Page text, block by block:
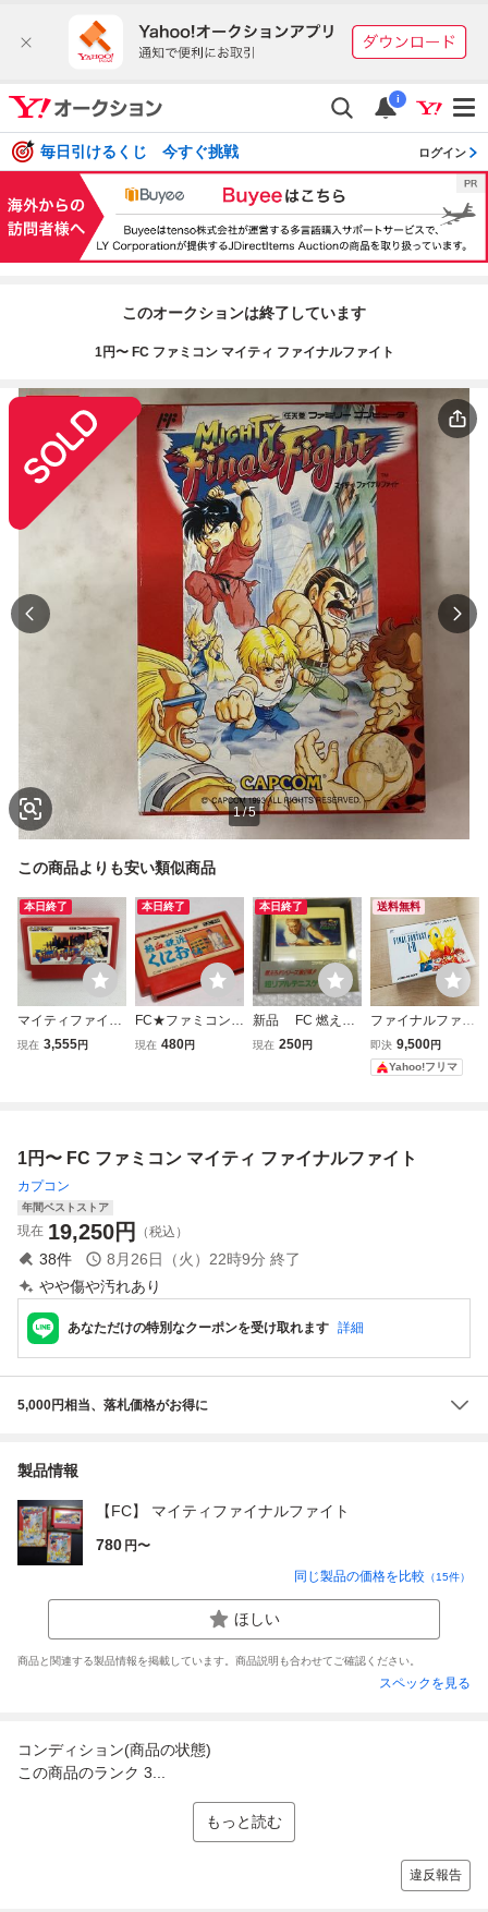
i
毎日引けるくじ 今すぐ挑戦 ログイン
このオークションは終了しています
1円〜 FC ファミコン マイティ ファイナルファイト
1/5
この商品よりも安い類似商品
本日終了
マイティファイナ
ルファイト FC フ
現在 3,555円
本日終了
FC★ファミコン★
熱血硬派くにおく
現在 480円
本日終了
新品 FC 燃えろ
プロテニス ジャレ
現在 250円
送料無料
ファイナルファン
タジーⅠ Ⅱ ファ
ミコン FC
即決 9,500円
Yahoo!フリマ
1円〜 FC ファミコン マイティ ファイナルファイト
カプコン
年間ベストストア
現在 19,250円 （税込）
38件 8月26日（火）22時9分 終了
やや傷や汚れあり
あなただけの特別なクーポンを受け取れます 詳細
5,000円相当、落札価格がお得に
製品情報
【FC】 マイティファイナルファイト
780 円〜
同じ製品の価格を比較 （15件）
ほしい
商品と関連する製品情報を掲載しています。商品説明も合わせてご確認ください。
スペックを見る
コンディション(商品の状態)
この商品のランク 3...
もっと読む
違反報告